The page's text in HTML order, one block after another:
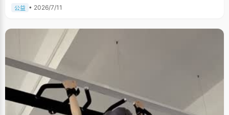
公益 • 2026/7/11